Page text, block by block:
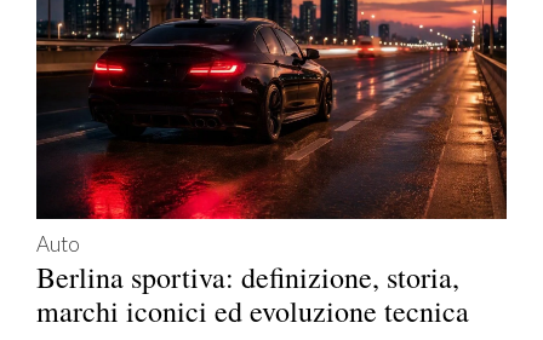
Auto
Berlina sportiva: definizione, storia,
marchi iconici ed evoluzione tecnica